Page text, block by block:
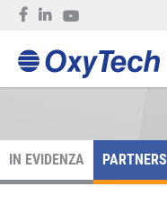
IN EVIDENZA PARTNERS